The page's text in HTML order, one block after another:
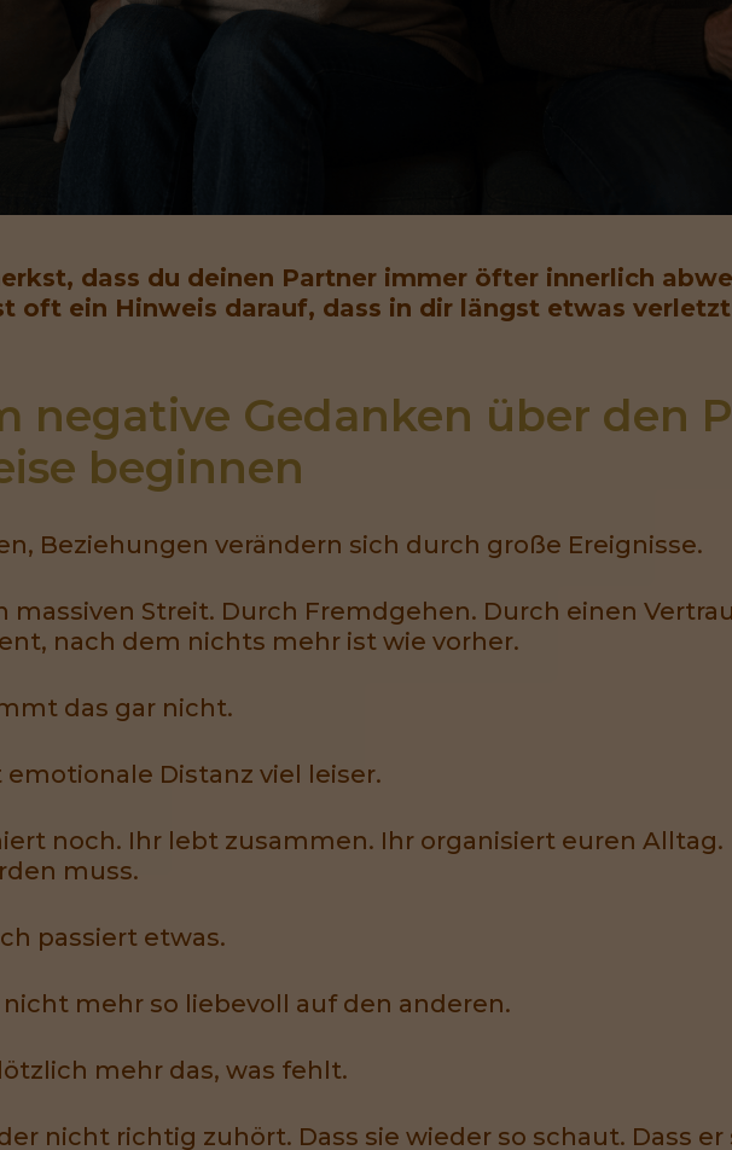
dass du deinen Partner immer öfter innerlich
oft ein Hinweis darauf, dass in dir längst etwas
negative Gedanken über den
beginnen
Beziehungen verändern sich durch große Ereignisse.
massiven Streit. Durch Fremdgehen. Durch einen
nach dem nichts mehr ist wie vorher.
das gar nicht.
Distanz viel leiser.
noch. Ihr lebt zusammen. Ihr organisiert euren Alltag.
muss.
passiert etwas.
mehr so liebevoll auf den anderen.
mehr das, was fehlt.
nicht richtig zuhört. Dass sie wieder so schaut. Dass